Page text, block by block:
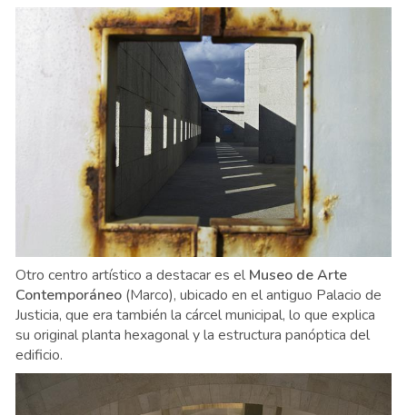
Otro centro artístico a destacar es el Museo de Arte
Contemporáneo (Marco), ubicado en el antiguo Palacio de
Justicia, que era también la cárcel municipal, lo que explica
su original planta hexagonal y la estructura panóptica del
edificio.